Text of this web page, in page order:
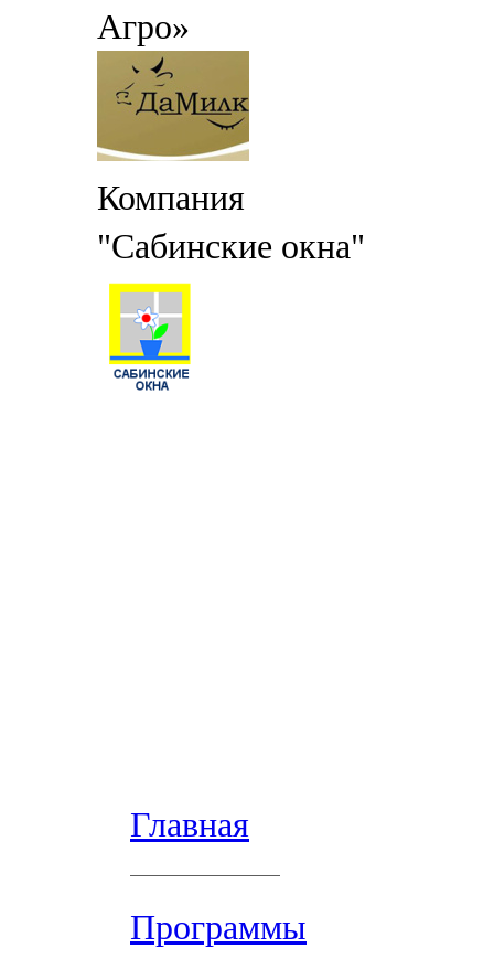
Агро»
Компания
"Сабинские окна"
Главная
Программы